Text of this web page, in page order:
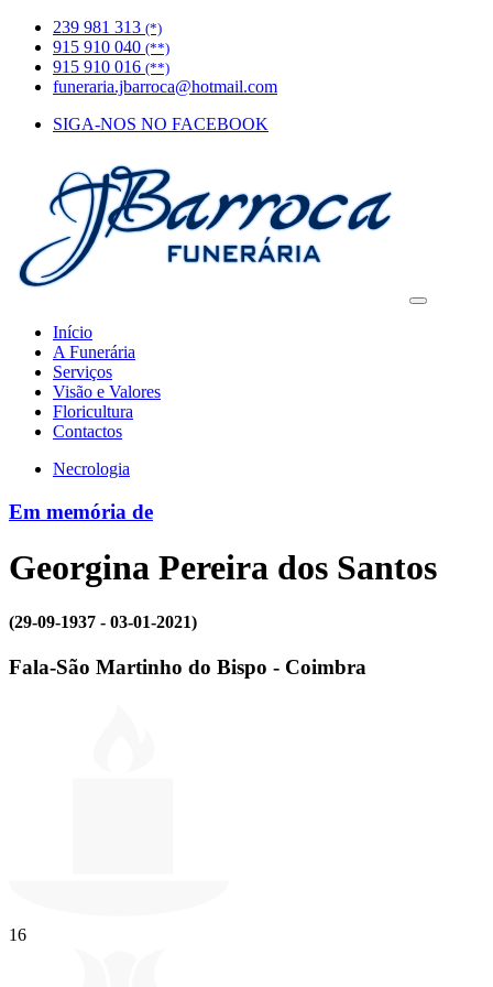
239 981 313 (*)
915 910 040 (**)
915 910 016 (**)
funeraria.jbarroca@hotmail.com
SIGA-NOS NO FACEBOOK
Início
A Funerária
Serviços
Visão e Valores
Floricultura
Contactos
Necrologia
Em memória de
Georgina Pereira dos Santos
(29-09-1937 - 03-01-2021)
Fala-São Martinho do Bispo - Coimbra
16